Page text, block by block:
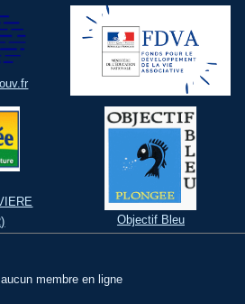
Objectif Bleu
membre en ligne